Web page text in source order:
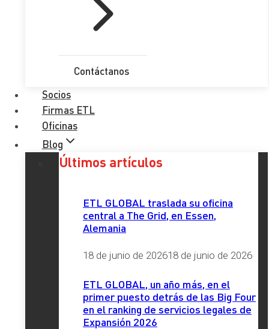
Contáctanos
Socios
Firmas ETL
Oficinas
Blog
Últimos artículos
ETL GLOBAL traslada su oficina
central a The Grid, en Essen,
Alemania
18 de junio de 202618 de junio de 2026
ETL GLOBAL, un año más, en el
primer puesto detrás de las Big Four
en el ranking de servicios legales de
Expansión 2026
Nombre Completo*
Email*
Teléfono *
Provincia*